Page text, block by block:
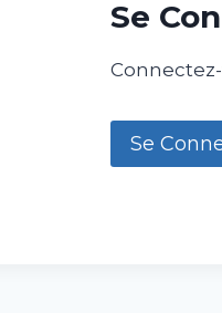
Se
Se